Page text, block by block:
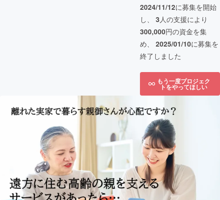
2024/11/12に募集を開始
し、 3人の支援により
300,000円の資金を集
め、 2025/01/10に募集を
終了しました
もう一度プロジェク
トをやってほしい